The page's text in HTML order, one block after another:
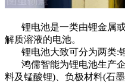
锂电池是一类由锂金属或
解质溶液的电池。
锂电池大致可分为两类:锂
鸿儒智能为锂电池生产企
料及锰酸锂)、负极材料(石